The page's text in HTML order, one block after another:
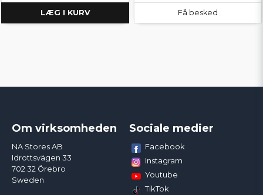
LÆG I KURV Få besked
Om virksomheden
NA Stores AB
Idrottsvägen 33
702 32 Örebro
Sweden
Sociale medier
Facebook
Instagram
Youtube
TikTok